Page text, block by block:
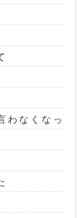
わなくなっ